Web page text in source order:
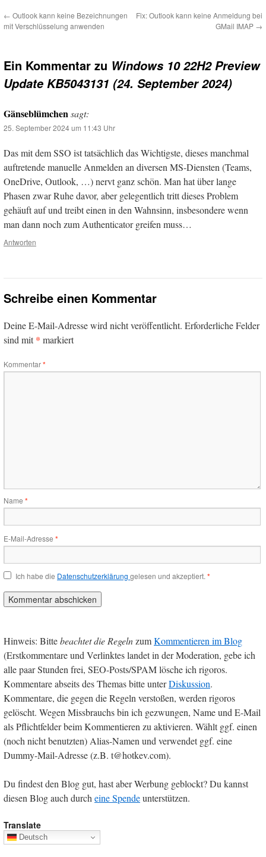
← Outlook kann keine Bezeichnungen
mit Verschlüsselung anwenden
Fix: Outlook kann keine Anmeldung bei
GMail IMAP →
Ein Kommentar zu Windows 10 22H2 Preview
Update KB5043131 (24. September 2024)
Gänseblümchensagt:
25. September 2024 um 11:43 Uhr
Das mit dem SSO ist tatsächlich das Wichtigste, dieses manchmal
auftretende manuelle Anmelden an diversen MS-Diensten (Teams,
OneDrive, Outlook, …) nervt ganz schön. Man hat über lange
Phasen zwar Ruhe davor, aber gelegentlich tritt dieses Problem
gehäuft auf und treibt einen in den Wahnsinn, insbesondere wenn
man dann noch zum Authenticator greifen muss…
Antworten
Schreibe einen Kommentar
Deine E-Mail-Adresse wird nicht veröffentlicht. Erforderliche Felder
sind mit* markiert
Kommentar*
Name *
E-Mail-Adresse *
Ich habe die Datenschutzerklärung gelesen und akzeptiert. *
Hinweis: Bittebeachtet die RegelnzumKommentieren im Blog
(Erstkommentare und Verlinktes landet in der Moderation, gebe ich
alle paar Stunden frei, SEO-Posts/SPAM lösche ich rigoros.
Kommentare abseits des Themas bitte unterDiskussion.
Kommentare, die gegen die Regeln verstoßen, werden rigoros
gelöscht. Wegen Missbrauchs bin ich gezwungen, Name und E-Mail
als Pflichtfelder beim Kommentieren zu aktivieren. Wählt ggf. einen
(noch nicht benutzten) Alias-Namen und verwendet ggf. eine
Dummy-Mail-Adresse (z.B. t@hotkev.com).
Du findest den Blog gut, hast aber Werbung geblockt? Du kannst
diesen Blog auch durcheine Spendeunterstützen.
Translate
Deutsch